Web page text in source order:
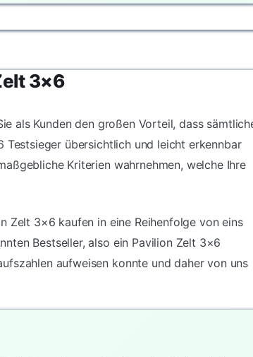
3×6
als Kunden den großen Vorteil, dass
Testsieger übersichtlich und leicht erkennbar
Kriterien wahrnehmen, welche Ihre
Zelt 3×6 kaufen in eine Reihenfolge von eins
Bestseller, also ein Pavilion Zelt 3×6
aufweisen konnte und daher von uns